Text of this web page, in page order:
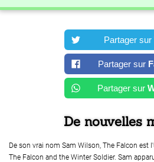
Partager sur
Partager sur
Partager sur
De nouvelles
De son vrai nom Sam Wilson, The Falcon est
The Falcon and the Winter Soldier. Sam